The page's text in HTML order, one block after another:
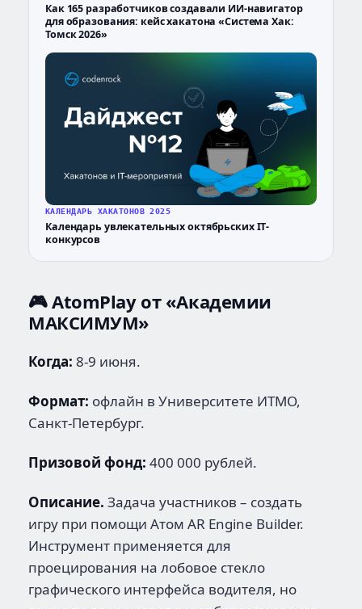
Как 165 разработчиков создавали ИИ-навигатор
для образования: кейс хакатона «Система Хак:
Томск 2026»
КАЛЕНДАРЬ ХАКАТОНОВ 2025
Календарь увлекательных октябрьских IT-
конкурсов
🎮 AtomPlay от «Академии
МАКСИМУМ»
Когда: 8-9 июня.
Формат: офлайн в Университете ИТМО,
Санкт-Петербург.
Призовой фонд: 400 000 рублей.
Описание. Задача участников – создать
игру при помощи Атом AR Engine Builder.
Инструмент применяется для
проецирования на лобовое стекло
графического интерфейса водителя, но